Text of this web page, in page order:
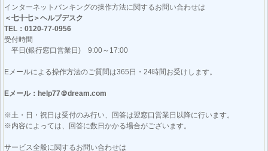
インターネットバンキングの操作方法に関するお問い合わせは
＜七十七＞ヘルプデスク
TEL：0120-77-0956
受付時間
平日(銀行窓口営業日) 9:00～17:00
Eメールによる操作方法のご質問は365日・24時間お受けします。
Eメール：help77＠dream.com
※土・日・祝日は受付のみ行い、回答は翌窓口営業日以降に行います。
※内容によっては、回答に数日かかる場合がございます。
サービス全般に関するお問い合わせは